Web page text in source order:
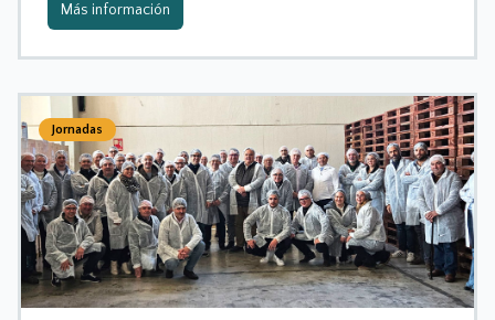
Más información
Jornadas